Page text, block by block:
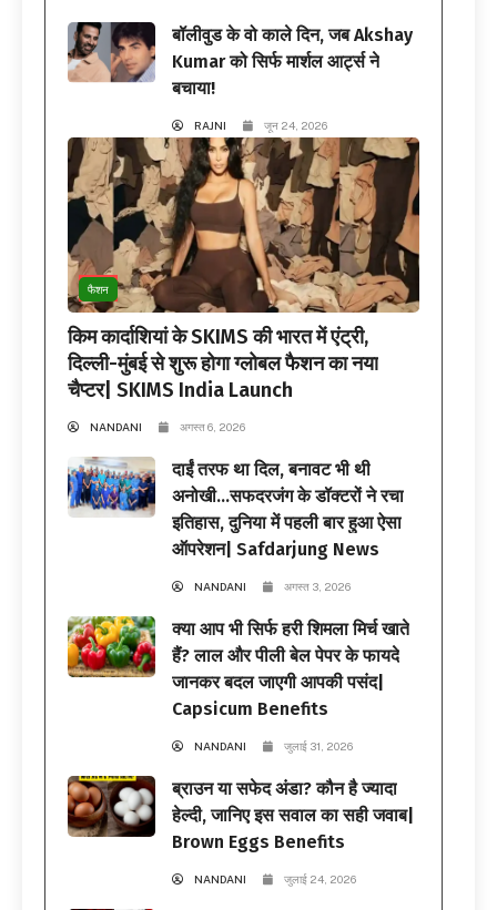
बॉलीवुड के वो काले दिन, जब Akshay
Kumar को सिर्फ मार्शल आर्ट्स ने
बचाया!
RAJNI जून 24, 2026
फैशन
किम कार्दाशियां के SKIMS की भारत में एंट्री,
दिल्ली-मुंबई से शुरू होगा ग्लोबल फैशन का नया
चैप्टर| SKIMS India Launch
NANDANI अगस्त 6, 2026
दाईं तरफ था दिल, बनावट भी थी
अनोखी…सफदरजंग के डॉक्टरों ने रचा
इतिहास, दुनिया में पहली बार हुआ ऐसा
ऑपरेशन| Safdarjung News
NANDANI अगस्त 3, 2026
क्या आप भी सिर्फ हरी शिमला मिर्च खाते
हैं? लाल और पीली बेल पेपर के फायदे
जानकर बदल जाएगी आपकी पसंद|
Capsicum Benefits
NANDANI जुलाई 31, 2026
ब्राउन या सफेद अंडा? कौन है ज्यादा
हेल्दी, जानिए इस सवाल का सही जवाब|
Brown Eggs Benefits
NANDANI जुलाई 24, 2026